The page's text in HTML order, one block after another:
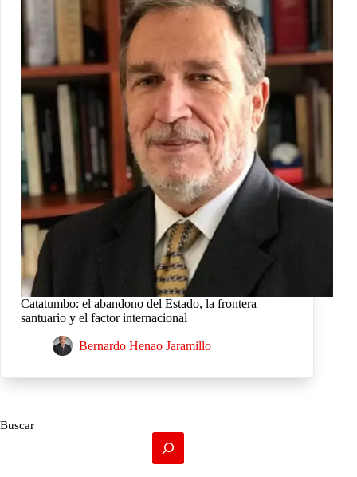
Catatumbo: el abandono del Estado, la frontera
santuario y el factor internacional
Bernardo Henao Jaramillo
Buscar